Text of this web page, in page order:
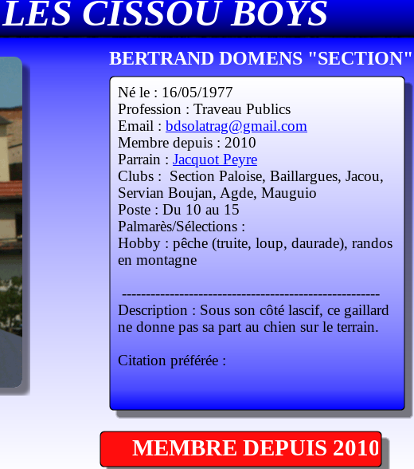
MEMBRE DEPUIS 2010
BERTRAND DOMENS "SECTION"
Né le : 16/05/1977
Profession : Traveau Publics
Email : bdsolatrag@gmail.com
Membre depuis : 2010
Parrain : Jacquot Peyre
Clubs : Section Paloise, Baillargues, Jacou,
Servian Boujan, Agde, Mauguio
Poste : Du 10 au 15
Palmarès/Sélections :
Hobby : pêche (truite, loup, daurade), randos
en montagne
------------------------------------------------------
Description : Sous son côté lascif, ce gaillard
ne donne pas sa part au chien sur le terrain.
Citation préférée :
LES CISSOU BOYS